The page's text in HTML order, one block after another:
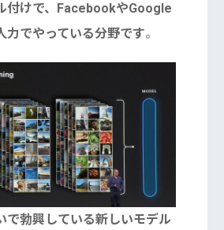
付けで、FacebookやGoogle
力でやっている分野です。
で勃興している新しいモデル